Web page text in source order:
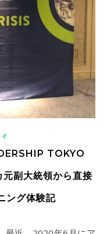
TOKYO
副大統領から直接
ング体験記